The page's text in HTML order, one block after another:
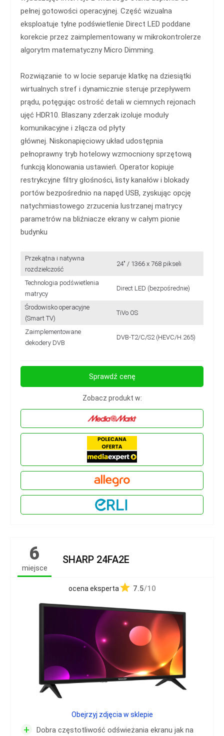
pełnej gotowości operacyjnej. Część wizualna
eksploatuje tylne podświetlenie Direct LED poddane
korekcie przez zaimplementowany w mikrokontrolerze
algorytm matematyczny Micro Dimming.
Rozwiązanie to w locie separuje klatkę na dziesiątki
wirtualnych stref i dynamicznie steruje przepływem
prądu, potęgując ostrość detali w ciemnych rejonach
ujęć HDR10. Blaszany zderzak izoluje moduły
komunikacyjne i złącza od płyty
głównej. Niskonapięciowy układ udostępnia
pełnoprawny tryb hotelowy wzmocniony sprzętową
funkcją klonowania ustawień. Operator kopiuje
restrykcyjne filtry głośności, listy kanałów i blokady
portów bezpośrednio na napęd USB, zyskując opcję
natychmiastowego zrzucenia lustrzanej matrycy
parametrów na bliźniacze ekrany w całym pionie
budynku
Przekątna i natywna
rozdzielczość
24" / 1366 x 768 pikseli
Technologia podświetlenia
matrycy
Direct LED (bezpośrednie)
Środowisko operacyjne
(Smart TV)
TiVo OS
Zaimplementowane
dekodery DVB
DVB-T2/C/S2 (HEVC/H.265)
Sprawdź cenę
Zobacz produkt w:
6
miejsce
SHARP 24FA2E
ocena eksperta 7.5/10
+
Dobra częstotliwość odświeżania ekranu jak na
Obejrzyj zdjęcia w sklepie